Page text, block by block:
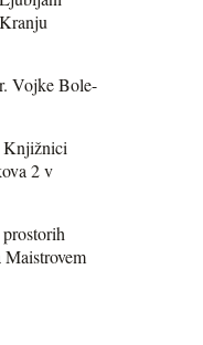
Vojke Bole-
Knjižnici
2 v